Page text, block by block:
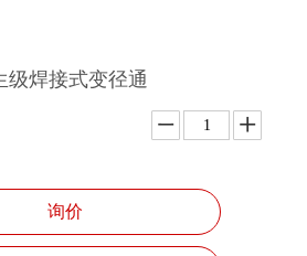
级焊接式变径通
询价